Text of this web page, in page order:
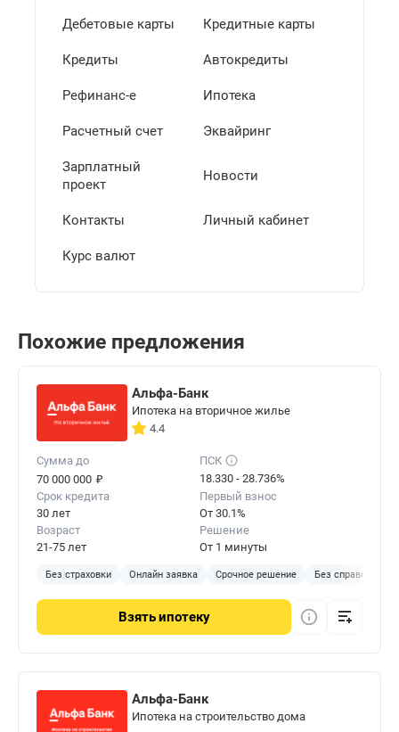
Дебетовые карты Кредитные карты
Кредиты Автокредиты
Рефинанс-е Ипотека
Расчетный счет Эквайринг
Зарплатный
проект
Новости
Контакты Личный кабинет
Курс валют
Похожие предложения
Альфа-Банк
Ипотека на вторичное жилье
4.4
Сумма до
70 000 000 ₽
ПСК
18.330 - 28.736%
Срок кредита
30 лет
Первый взнос
От 30.1%
Возраст
21-75 лет
Решение
От 1 минуты
Без страховки Онлайн заявка Срочное решение Без справок
Взятьипотеку
Альфа-Банк
Ипотека на строительство дома